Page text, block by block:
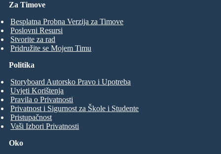
Za Timove
Besplatna Probna Verzija za Timove
Poslovni Resursi
Stvorite za rad
Pridružite se Mojem Timu
Oko
Politika
Storyboard Autorsko Pravo i Upotreba
Uvjeti Korištenja
Pravila o Privatnosti
Privatnost i Sigurnost za Škole i Studente
Pristupačnost
Vaši Izbori Privatnosti